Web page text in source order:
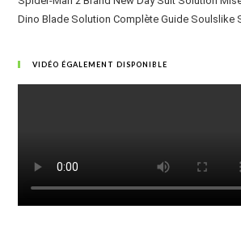
Dino Blade Solution Complète Guide Soulslike
VIDÉO ÉGALEMENT DISPONIBLE